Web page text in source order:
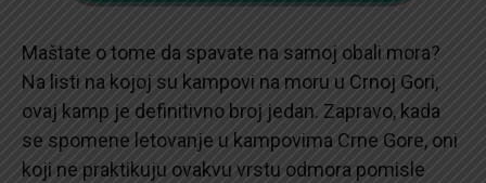
Maštate o tome da spavate na samoj obali mora?
Na listi na kojoj su kampovi na moru u Crnoj Gori,
ovaj kamp je definitivno broj jedan. Zapravo, kada
se spomene letovanje u kampovima Crne Gore, oni
koji ne praktikuju ovakvu vrstu odmora pomisle